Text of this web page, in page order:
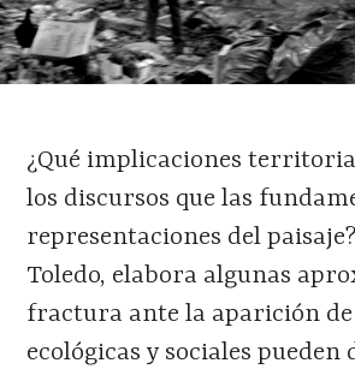
¿Qué implicaciones
los discursos que las
representaciones del
Toledo, elabora algunas
fractura ante la aparición
ecológicas y sociales